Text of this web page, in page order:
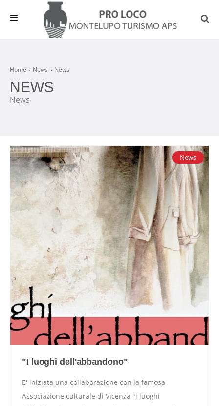
EVENTI E NEWS
INFO UTILI
ASSOCIAZIONE
Home News News
NEWS
News
News
"I luoghi dell'abbandono"
E' iniziata una collaborazione con la famosa
Associazione culturale di Vicenza "i luoghi